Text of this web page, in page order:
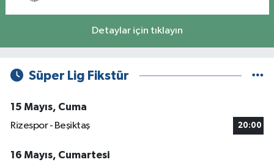
Detaylar için tıklayın
Süper Lig Fikstür
15 Mayıs, Cuma
Rizespor - Beşiktaş
20:00
16 Mayıs, Cumartesi